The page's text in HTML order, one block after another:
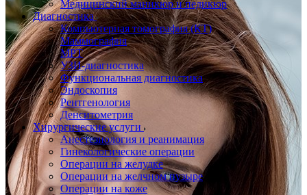
Медицинский маникюр и педикюр
Диагностика
Компьютерная томография (КТ)
Маммография
МРТ
УЗИ-диагностика
Функциональная диагностика
Эндоскопия
Рентгенология
Денситометрия
Хирургические услуги
Анестезиология и реанимация
Гинекологические операции
Операции на желудке
Операции на желчном пузыре
Операции на коже